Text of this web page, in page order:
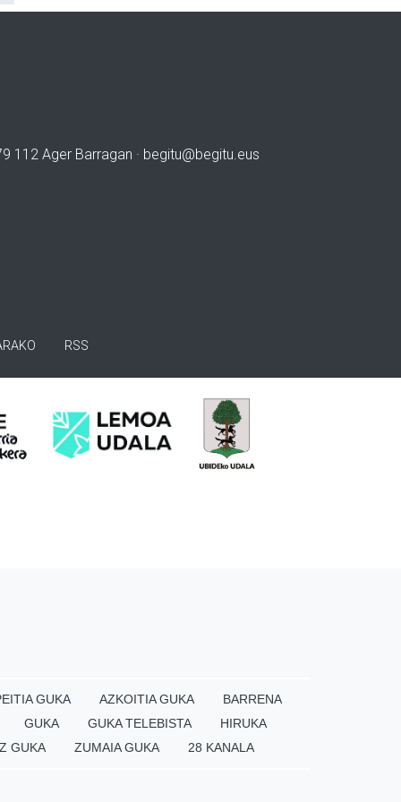
112 Ager Barragan · begitu@begitu.eus
RSS
GUKA AZKOITIA GUKA
BARRENA
GUKA
GUKA TELEBISTA
HIRUKA
GUKA
ZUMAIA GUKA 28 KANALA